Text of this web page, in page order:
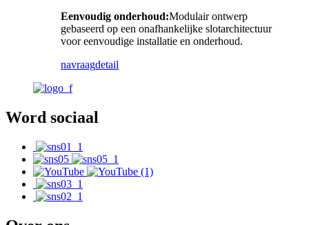
Eenvoudig onderhoud:Modulair ontwerp
gebaseerd op een onafhankelijke slotarchitectuur
voor eenvoudige installatie en onderhoud.
navraagdetail
Word sociaal